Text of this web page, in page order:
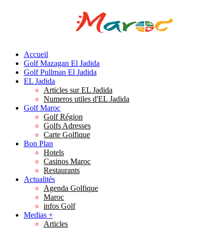
Accueil
Golf Mazagan El Jadida
Golf Pullman El Jadida
EL Jadida
Articles sur EL Jadida
Numeros utiles d'EL Jadida
Golf Maroc
Golf Région
Golfs Adresses
Carte Golfique
Bon Plan
Hotels
Casinos Maroc
Restaurants
Actualités
Agenda Golfique
Maroc
infos Golf
Medias +
Articles